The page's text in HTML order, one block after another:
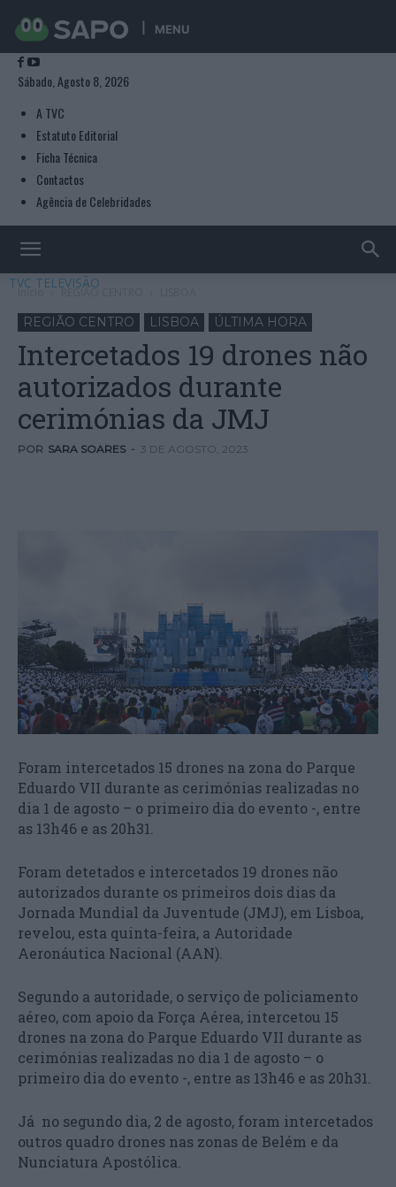
MENU
Sábado, Agosto 8, 2026
A TVC
Estatuto Editorial
Ficha Técnica
Contactos
Agência de Celebridades
TVC TELEVISÃO
Início REGIÃO CENTRO
REGIÃO CENTRO LISBOA ÚLTIMA HORA
Intercetados 19 drones não
autorizados durante
cerimónias da JMJ
POR SARA SOARES - 3 DE AGOSTO, 2023
Foram intercetados 15 drones na zona do Parque
Eduardo VII durante as cerimónias realizadas no
dia 1 de agosto – o primeiro dia do evento -, entre
as 13h46 e as 20h31.
Foram detetados e intercetados 19 drones não
autorizados durante os primeiros dois dias da
Jornada Mundial da Juventude (JMJ), em Lisboa,
revelou, esta quinta-feira, a Autoridade
Aeronáutica Nacional (AAN).
Segundo a autoridade, o serviço de policiamento
aéreo, com apoio da Força Aérea, intercetou 15
drones na zona do Parque Eduardo VII durante as
cerimónias realizadas no dia 1 de agosto – o
primeiro dia do evento -, entre as 13h46 e as 20h31.
Já no segundo dia, 2 de agosto, foram intercetados
outros quadro drones nas zonas de Belém e da
Nunciatura Apostólica.